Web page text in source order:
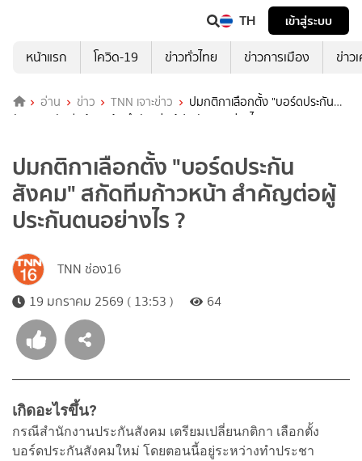
TH
เข้าสู่ระบบ
หน้าแรก
โควิด-19 ข่าวทั่วไทย ข่าวการเมือง ข่าว
อ่าน ข่าว TNN เจาะข่าว
ปมกติกาเลือกตั้ง "บอร์ดประกัน
สังคม" สกัดทีมก้าวหน้า สำคัญต่อผู้ประกันตนอย่างไร ?
ปมกติกาเลือกตั้ง "บอร์ดประกัน
สังคม" สกัดทีมก้าวหน้า สำคัญต่อผู้
ประกันตนอย่างไร ?
TNN ช่อง16
19 มกราคม 2569 ( 13:53 )
64
เกิดอะไรขึ้น?
กรณีสำนักงานประกันสังคม เตรียมเปลี่ยนกติกา เลือกตั้ง
บอร์ดประกันสังคมใหม่ โดยตอนนี้อยู่ระหว่างทำประชา